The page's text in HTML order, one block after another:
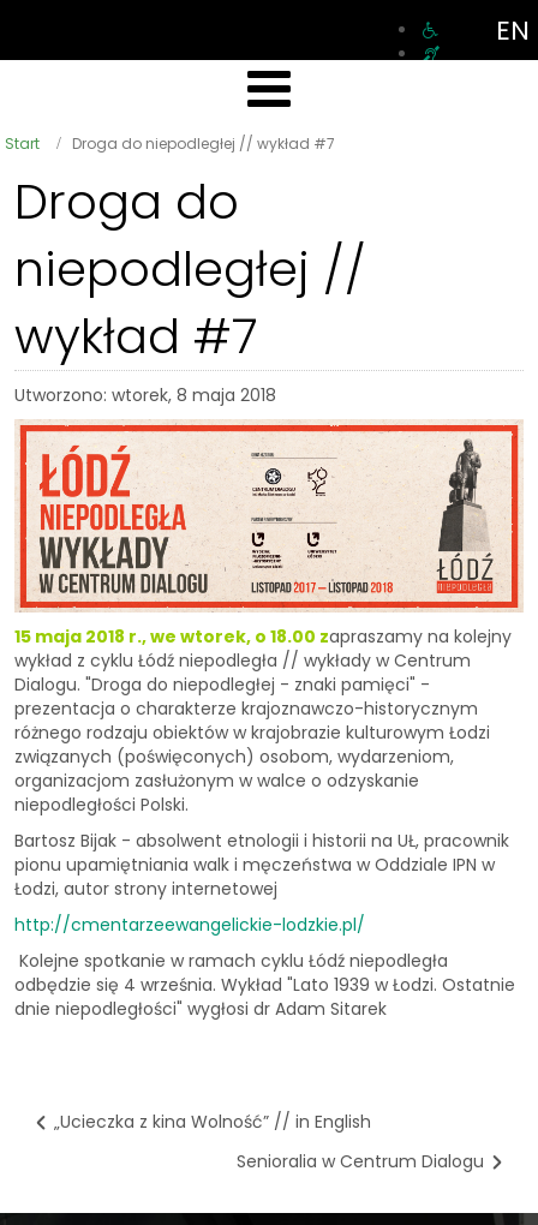
EN
Start Droga do niepodległej // wykład #7
Droga do
niepodległej //
wykład #7
Utworzono: wtorek, 8 maja 2018
15 maja 2018 r., we wtorek, o 18.00 zapraszamy na kolejny
wykład z cyklu Łódź niepodległa // wykłady w Centrum
Dialogu. "Droga do niepodległej - znaki pamięci" -
prezentacja o charakterze krajoznawczo-historycznym
różnego rodzaju obiektów w krajobrazie kulturowym Łodzi
związanych (poświęconych) osobom, wydarzeniom,
organizacjom zasłużonym w walce o odzyskanie
niepodległości Polski.
Bartosz Bijak - absolwent etnologii i historii na UŁ, pracownik
pionu upamiętniania walk i męczeństwa w Oddziale IPN w
Łodzi, autor strony internetowej
http://cmentarzeewangelickie-lodzkie.pl/
Kolejne spotkanie w ramach cyklu Łódź niepodległa
odbędzie się 4 września. Wykład "Lato 1939 w Łodzi. Ostatnie
dnie niepodległości" wygłosi dr Adam Sitarek
„Ucieczka z kina Wolność” // in English
Senioralia w Centrum Dialogu